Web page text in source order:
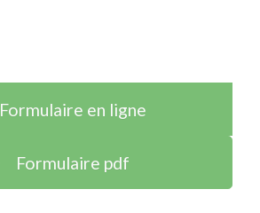
Formulaire en ligne
Formulaire pdf